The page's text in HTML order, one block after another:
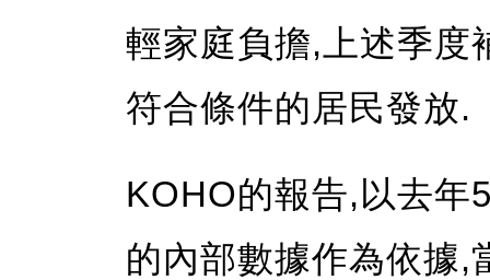
輕家庭負擔,上述季度
符合條件的居民發放.
KOHO的報告,以去年
的內部數據作為依據,